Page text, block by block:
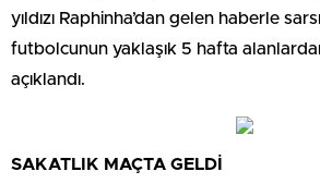
yıldızı Raphinha’dan gelen haberle
futbolcunun yaklaşık 5 hafta
açıklandı.
SAKATLIK MAÇTA GELDİ